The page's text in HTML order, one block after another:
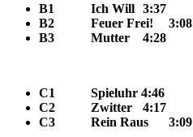
B1 Ich Will 3:37
B2
Feuer Frei!
3:08
B3
Mutter 4:28
C1
Spieluhr 4:46
C2
Zwitter
4:17
C3
Rein Raus 3:09